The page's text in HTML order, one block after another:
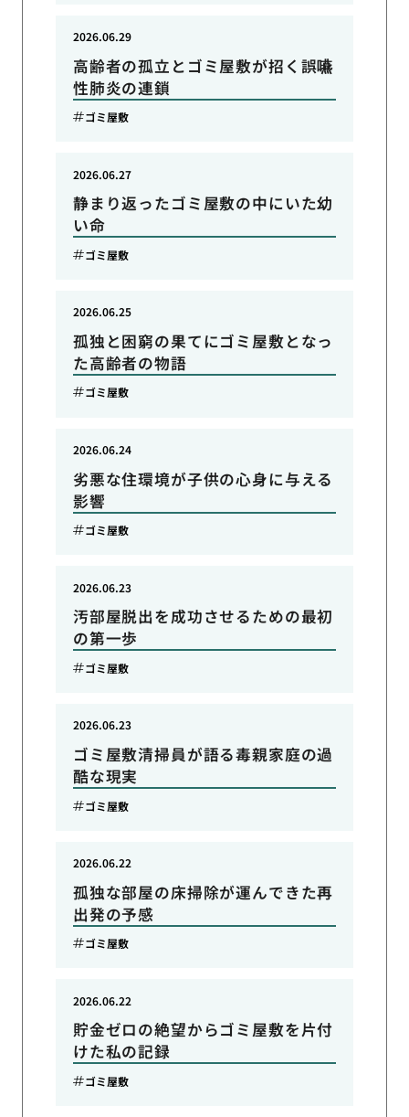
高齢者の孤立とゴミ屋敷が招く誤嚥
性肺炎の連鎖
2026.06.29
ゴミ屋敷
静まり返ったゴミ屋敷の中にいた幼
い命
2026.06.27
ゴミ屋敷
孤独と困窮の果てにゴミ屋敷となっ
た高齢者の物語
2026.06.25
ゴミ屋敷
劣悪な住環境が子供の心身に与える
影響
2026.06.24
ゴミ屋敷
汚部屋脱出を成功させるための最初
の第一歩
2026.06.23
ゴミ屋敷
ゴミ屋敷清掃員が語る毒親家庭の過
酷な現実
2026.06.23
ゴミ屋敷
孤独な部屋の床掃除が運んできた再
出発の予感
2026.06.22
ゴミ屋敷
貯金ゼロの絶望からゴミ屋敷を片付
けた私の記録
2026.06.22
ゴミ屋敷